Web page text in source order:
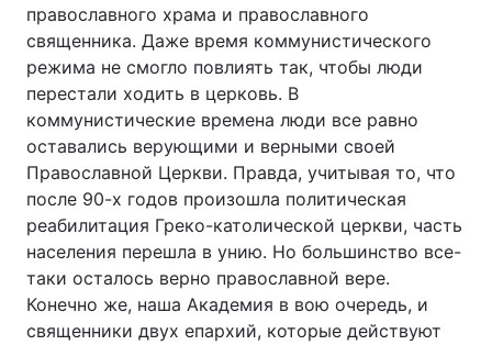
Тема оформлення
православного храма и православного
священника. Даже время коммунистического
режима не смогло повлиять так, чтобы люди
перестали ходить в церковь. В
коммунистические времена люди все равно
оставались верующими и верными своей
Православной Церкви. Правда, учитывая то, что
после 90-х годов произошла политическая
реабилитация Греко-католической церкви, часть
населения перешла в унию. Но большинство все-
таки осталось верно православной вере.
Конечно же, наша Академия в вою очередь, и
священники двух епархий, которые действуют